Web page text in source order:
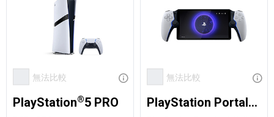
無法比較 顯示資訊
PlayStation®5 PRO
無法比較 顯示
PlayStation Portal™ 遙控遊玩機